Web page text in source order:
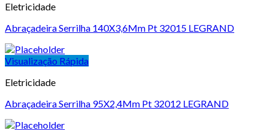
Eletricidade
Abraçadeira Serrilha 140X3,6Mm Pt 32015 LEGRAND
Visualização Rápida
Eletricidade
Abraçadeira Serrilha 95X2,4Mm Pt 32012 LEGRAND